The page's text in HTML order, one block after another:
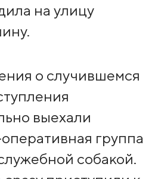
на улицу
о случившемся
выехали
группа
собакой.